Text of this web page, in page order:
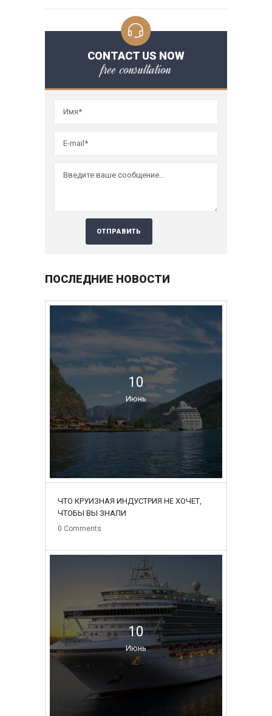
CONTACT US NOW
free consultation
ПОСЛЕДНИЕ НОВОСТИ
10
Июнь
ЧТО КРУИЗНАЯ ИНДУСТРИЯ НЕ ХОЧЕТ,
ЧТОБЫ ВЫ ЗНАЛИ
0 Comments
10
Июнь